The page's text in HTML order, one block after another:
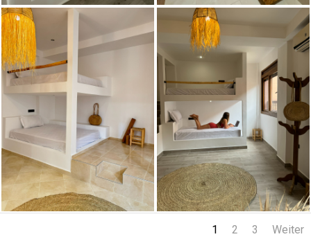
1 2 3 Weiter